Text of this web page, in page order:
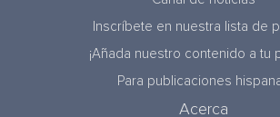
Inscríbete en nuestra lista de
¡Añada nuestro contenido a tu
Para publicaciones
Acerca